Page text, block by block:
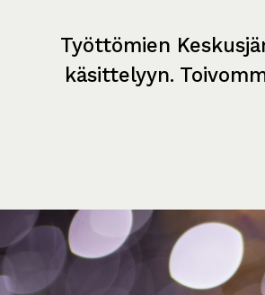
Työttömien
käsittelyyn.